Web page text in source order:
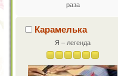
раза
Карамелька
Я – легенда